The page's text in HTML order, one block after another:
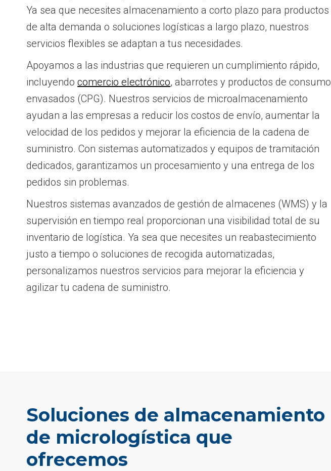
Ya sea que necesites almacenamiento a corto plazo para productos
de alta demanda o soluciones logísticas a largo plazo, nuestros
servicios flexibles se adaptan a tus necesidades.
Apoyamos a las industrias que requieren un cumplimiento rápido,
incluyendocomercio electrónico, abarrotes y productos de consumo
envasados (CPG). Nuestros servicios de microalmacenamiento
ayudan a las empresas a reducir los costos de envío, aumentar la
velocidad de los pedidos y mejorar la eficiencia de la cadena de
suministro. Con sistemas automatizados y equipos de tramitación
dedicados, garantizamos un procesamiento y una entrega de los
pedidos sin problemas.
Nuestros sistemas avanzados de gestión de almacenes (WMS) y la
supervisión en tiempo real proporcionan una visibilidad total de su
inventario de logística. Ya sea que necesites un reabastecimiento
justo a tiempo o soluciones de recogida automatizadas,
personalizamos nuestros servicios para mejorar la eficiencia y
agilizar tu cadena de suministro.
Soluciones de almacenamiento
de micrologística que
ofrecemos